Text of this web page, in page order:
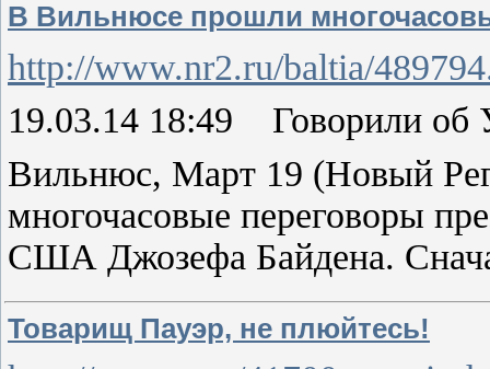
В Вильнюсе прошли
http://www.nr2.ru/baltia/
19.03.14 18:49 Говорили об
Вильнюс, Март 19 (Новый
многочасовые переговоры
США Джозефа Байдена.
Товарищ Пауэр, не плюйтесь!